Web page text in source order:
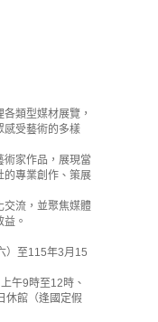
類型媒材展覽，
感受藝術的多樣
家作品，展現當
的專業創作、策展
流，並聚焦媒體
。
至115年3月15
午9時至12時、
休館（逢國定假